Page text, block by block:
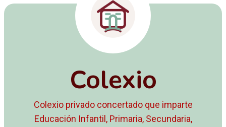
Colexio
Colexio privado concertado que imparte
Educación Infantil, Primaria, Secundaria,